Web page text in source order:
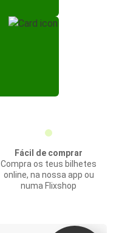
Fácil de comprar
Compra os teus bilhetes
online, na nossa app ou
numa Flixshop